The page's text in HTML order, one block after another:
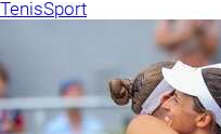
TenisSport